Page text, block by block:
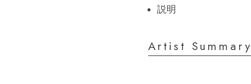
説明
Artist Summary